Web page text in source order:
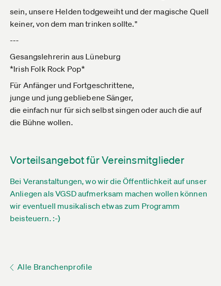
sein, unsere Helden todgeweiht und der magische Quell
keiner, von dem man trinken sollte."
---
Gesangslehrerin aus Lüneburg
*Irish Folk Rock Pop*
Für Anfänger und Fortgeschrittene,
junge und jung gebliebene Sänger,
die einfach nur für sich selbst singen oder auch die auf
die Bühne wollen.
Vorteilsangebot für Vereinsmitglieder
Bei Veranstaltungen, wo wir die Öffentlichkeit auf unser
Anliegen als VGSD aufmerksam machen wollen können
wir eventuell musikalisch etwas zum Programm
beisteuern. :-)
Alle Branchenprofile